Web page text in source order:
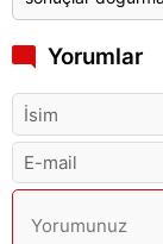
Yorumlar